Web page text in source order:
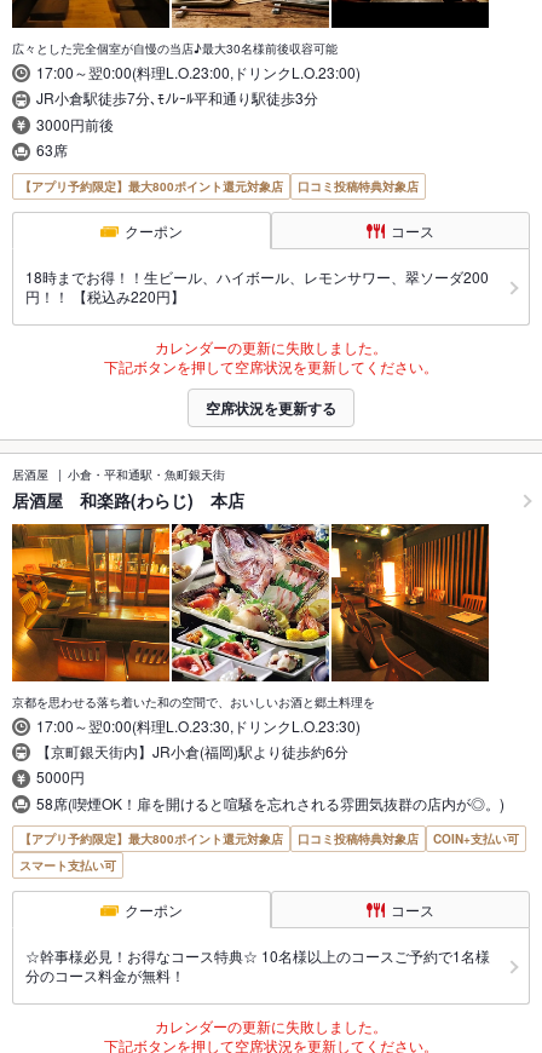
広々とした完全個室が自慢の当店♪最大30名様前後収容可能
17:00～翌0:00(料理L.O.23:00,ドリンクL.O.23:00)
JR小倉駅徒歩7分､ﾓﾉﾚｰﾙ平和通り駅徒歩3分
3000円前後
63席
【アプリ予約限定】最大800ポイント還元対象店 口コミ投稿特典対象店
クーポン コース
18時までお得！！生ビール、ハイボール、レモンサワー、翠ソーダ200
円！！ 【税込み220円】
カレンダーの更新に失敗しました。
下記ボタンを押して空席状況を更新してください。
空席状況を更新する
居酒屋 小倉・平和通駅・魚町銀天街
居酒屋 和楽路(わらじ) 本店
京都を思わせる落ち着いた和の空間で、おいしいお酒と郷土料理を
17:00～翌0:00(料理L.O.23:30,ドリンクL.O.23:30)
【京町銀天街内】JR小倉(福岡)駅より徒歩約6分
5000円
58席(喫煙OK！扉を開けると喧騒を忘れされる雰囲気抜群の店内が◎。)
【アプリ予約限定】最大800ポイント還元対象店 口コミ投稿特典対象店
COIN+支払い可
スマート支払い可
クーポン コース
☆幹事様必見！お得なコース特典☆ 10名様以上のコースご予約で1名様
分のコース料金が無料！
カレンダーの更新に失敗しました。
下記ボタンを押して空席状況を更新してください。